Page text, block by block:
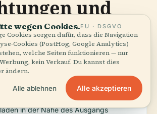
und
in mehreren Sprachen
in der Nähe des Ausgangs
wegen Cookies.EU · DSGVO
Cookies sorgen dafür, dass die Navigation
Cookies (PostHog, Google Analytics)
welche Seiten funktionieren — nur
kein Verkauf. Du kannst dies
ändern.
Alle ablehnen Alle akzeptieren